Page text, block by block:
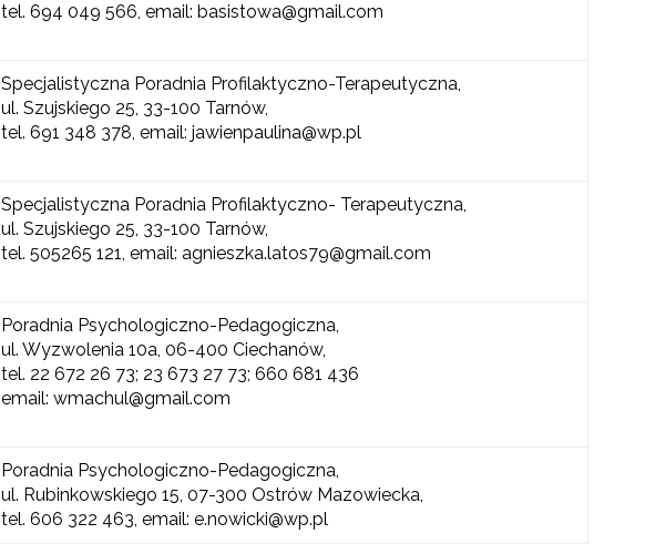
tel. 694 049 566, email: basistowa@gmail.com
Specjalistyczna Poradnia Profilaktyczno-Terapeutyczna,
ul. Szujskiego 25, 33-100 Tarnów,
tel. 691 348 378, email: jawienpaulina@wp.pl
Specjalistyczna Poradnia Profilaktyczno- Terapeutyczna,
ul. Szujskiego 25, 33-100 Tarnów,
tel. 505265 121, email: agnieszka.latos79@gmail.com
Poradnia Psychologiczno-Pedagogiczna,
ul. Wyzwolenia 10a, 06-400 Ciechanów,
tel. 22 672 26 73; 23 673 27 73; 660 681 436
email: wmachul@gmail.com
Poradnia Psychologiczno-Pedagogiczna,
ul. Rubinkowskiego 15, 07-300 Ostrów Mazowiecka,
tel. 606 322 463, email: e.nowicki@wp.pl